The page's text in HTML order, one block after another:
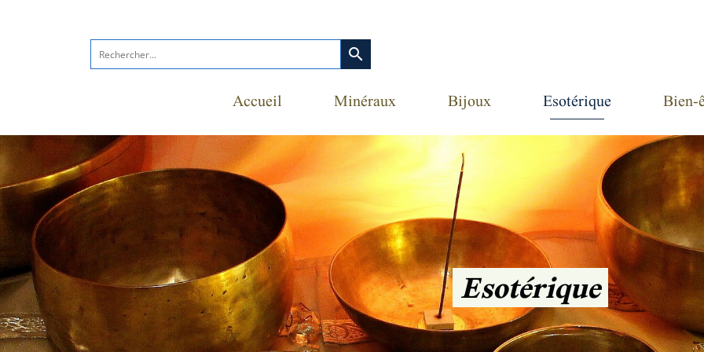
Accueil Minéraux Bijoux Esotérique
search
Esotérique